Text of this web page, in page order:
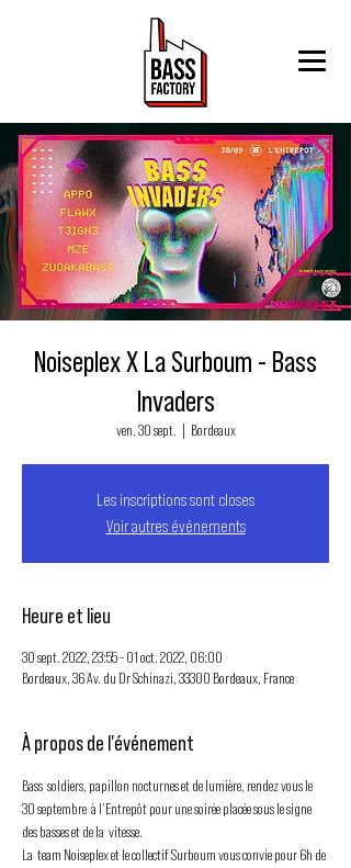
Noiseplex X La Surboum - Bass
Invaders
ven. 30 sept. Bordeaux
Les inscriptions sont closes
Voir autres événements
Heure et lieu
30 sept. 2022, 23:55 – 01 oct. 2022, 06:00
Bordeaux, 36 Av. du Dr Schinazi, 33300 Bordeaux, France
À propos de l'événement
Bass  soldiers, papillon nocturnes et de lumière, rendez vous le
30 septembre  à l’Entrepôt pour une soirée placée sous le signe
des basses et de la  vitesse.
La  team Noiseplex et le collectif Surboum vous convie pour 6h de